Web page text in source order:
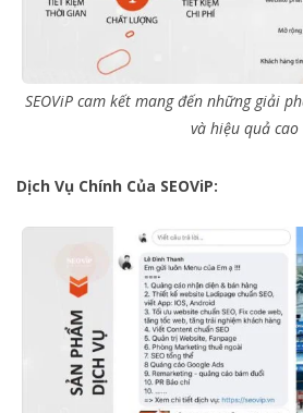
SEOViP cam kết mang đến những giải
và hiệu quả cao
Dịch Vụ Chính Của SEOViP: